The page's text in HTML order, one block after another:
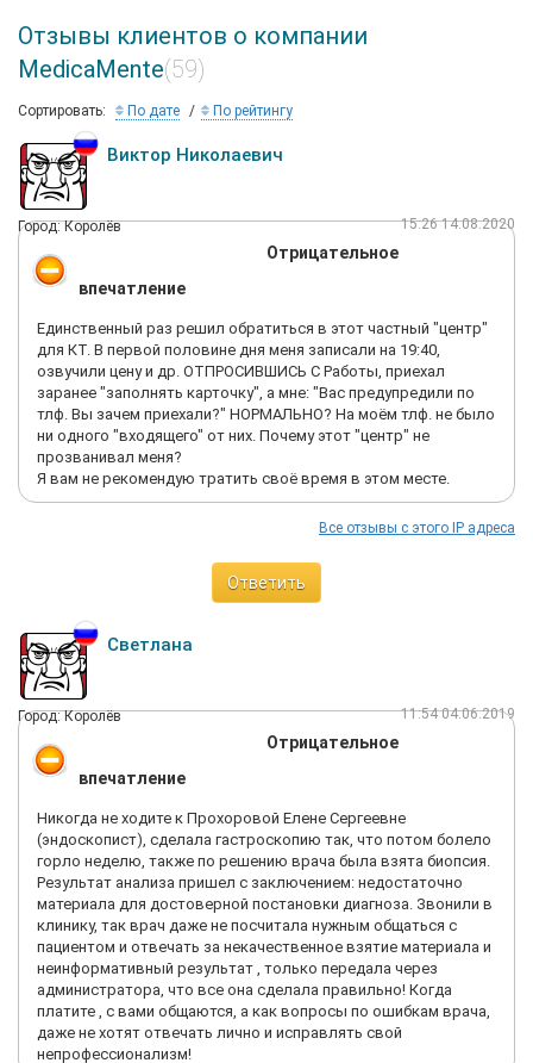
Отзывы клиентов о компании
MedicaMente(59)
Сортировать: По дате По рейтингу
Виктор Николаевич
Город: Королёв 15:26 14.08.2020
Отрицательное
впечатление
Единственный раз решил обратиться в этот частный "центр"
для КТ. В первой половине дня меня записали на 19:40,
озвучили цену и др. ОТПРОСИВШИСЬ С Работы, приехал
заранее "заполнять карточку", а мне: "Вас предупредили по
тлф. Вы зачем приехали?" НОРМАЛЬНО? На моём тлф. не было
ни одного "входящего" от них. Почему этот "центр" не
прозванивал меня?
Я вам не рекомендую тратить своё время в этом месте.
Все отзывы с этого IP адреса
Ответить
Светлана
Город: Королёв 11:54 04.06.2019
Отрицательное
впечатление
Никогда не ходите к Прохоровой Елене Сергеевне
(эндоскопист), сделала гастроскопию так, что потом болело
горло неделю, также по решению врача была взята биопсия.
Результат анализа пришел с заключением: недостаточно
материала для достоверной постановки диагноза. Звонили в
клинику, так врач даже не посчитала нужным общаться с
пациентом и отвечать за некачественное взятие материала и
неинформативный результат , только передала через
администратора, что все она сделала правильно! Когда
платите , с вами общаются, а как вопросы по ошибкам врача,
даже не хотят отвечать лично и исправлять свой
непрофессионализм!